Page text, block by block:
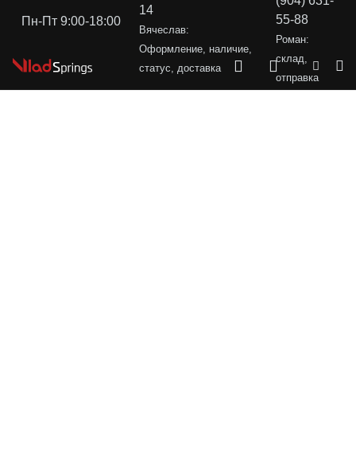
Пн-Пт 9:00-18:00
14
Вячеслав:
Оформление, наличие,
статус, доставка
55-88
Роман:
склад,
отправка